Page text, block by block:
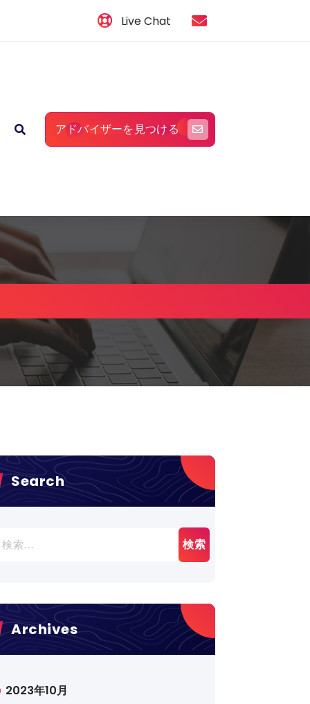
Live Chat
アドバイザーを見つける
Search
Archives
2023年10月